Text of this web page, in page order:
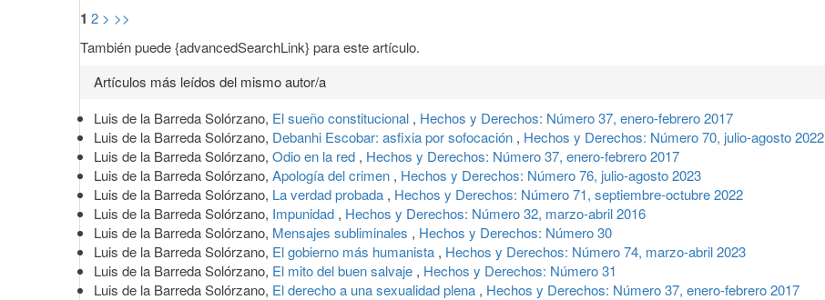
1 2 > >>
También puede {advancedSearchLink} para este artículo.
Artículos más leídos del mismo autor/a
Luis de la Barreda Solórzano, El sueño constitucional , Hechos y Derechos: Número 37, enero-febrero 2017
Luis de la Barreda Solórzano, Debanhi Escobar: asfixia por sofocación , Hechos y Derechos: Número 70, julio-agosto 2022
Luis de la Barreda Solórzano, Odio en la red , Hechos y Derechos: Número 37, enero-febrero 2017
Luis de la Barreda Solórzano, Apología del crimen , Hechos y Derechos: Número 76, julio-agosto 2023
Luis de la Barreda Solórzano, La verdad probada , Hechos y Derechos: Número 71, septiembre-octubre 2022
Luis de la Barreda Solórzano, Impunidad , Hechos y Derechos: Número 32, marzo-abril 2016
Luis de la Barreda Solórzano, Mensajes subliminales , Hechos y Derechos: Número 30
Luis de la Barreda Solórzano, El gobierno más humanista , Hechos y Derechos: Número 74, marzo-abril 2023
Luis de la Barreda Solórzano, El mito del buen salvaje , Hechos y Derechos: Número 31
Luis de la Barreda Solórzano, El derecho a una sexualidad plena , Hechos y Derechos: Número 37, enero-febrero 2017